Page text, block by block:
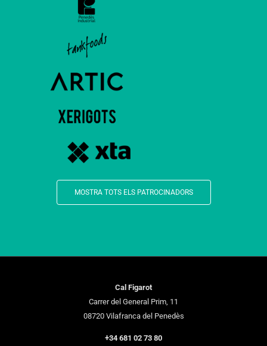
MOSTRA TOTS ELS PATROCINADORS
Cal Figarot
Carrer del General Prim, 11
08720 Vilafranca del Penedès
+34 681 02 73 80